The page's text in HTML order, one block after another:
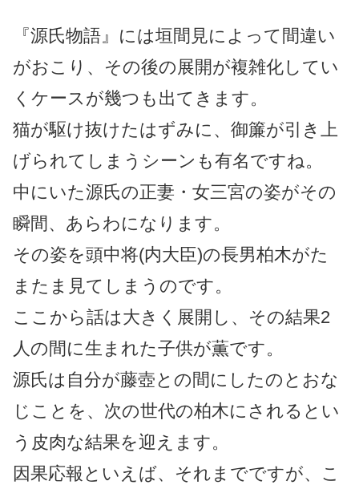
『源氏物語』には垣間見によって間違い
がおこり、その後の展開が複雑化してい
くケースが幾つも出てきます。
猫が駆け抜けたはずみに、御簾が引き上
げられてしまうシーンも有名ですね。
中にいた源氏の正妻・女三宮の姿がその
瞬間、あらわになります。
その姿を頭中将(内大臣)の長男柏木がた
またま見てしまうのです。
ここから話は大きく展開し、その結果2
人の間に生まれた子供が薫です。
源氏は自分が藤壺との間にしたのとおな
じことを、次の世代の柏木にされるとい
う皮肉な結果を迎えます。
因果応報といえば、それまでですが、こ